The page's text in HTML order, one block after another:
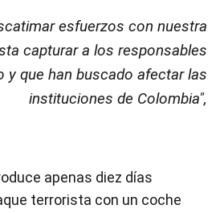
esfuerzos con nuestra
capturar a los responsables
y que han buscado afectar las
instituciones de Colombia",
apenas diez días
terrorista con un coche